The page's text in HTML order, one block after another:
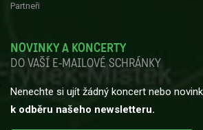
Partneři
NOVINKY A KONCERTY
DO VAŠÍ E-MAILOVÉ SCHRÁNKY
Nenechte si ujít žádný koncert nebo
k odběru našeho newsletteru.